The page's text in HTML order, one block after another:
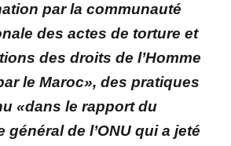
par la communauté
des actes de torture et
des droits de l’Homme
le Maroc», des pratiques
«dans le rapport du
général de l’ONU qui a jeté